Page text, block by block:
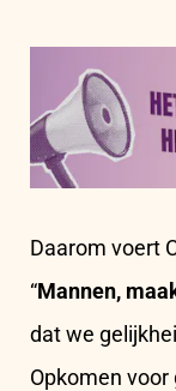
naar
https://
maken-
het-
web
Daarom voert
“Mannen,
dat we
Opkomen